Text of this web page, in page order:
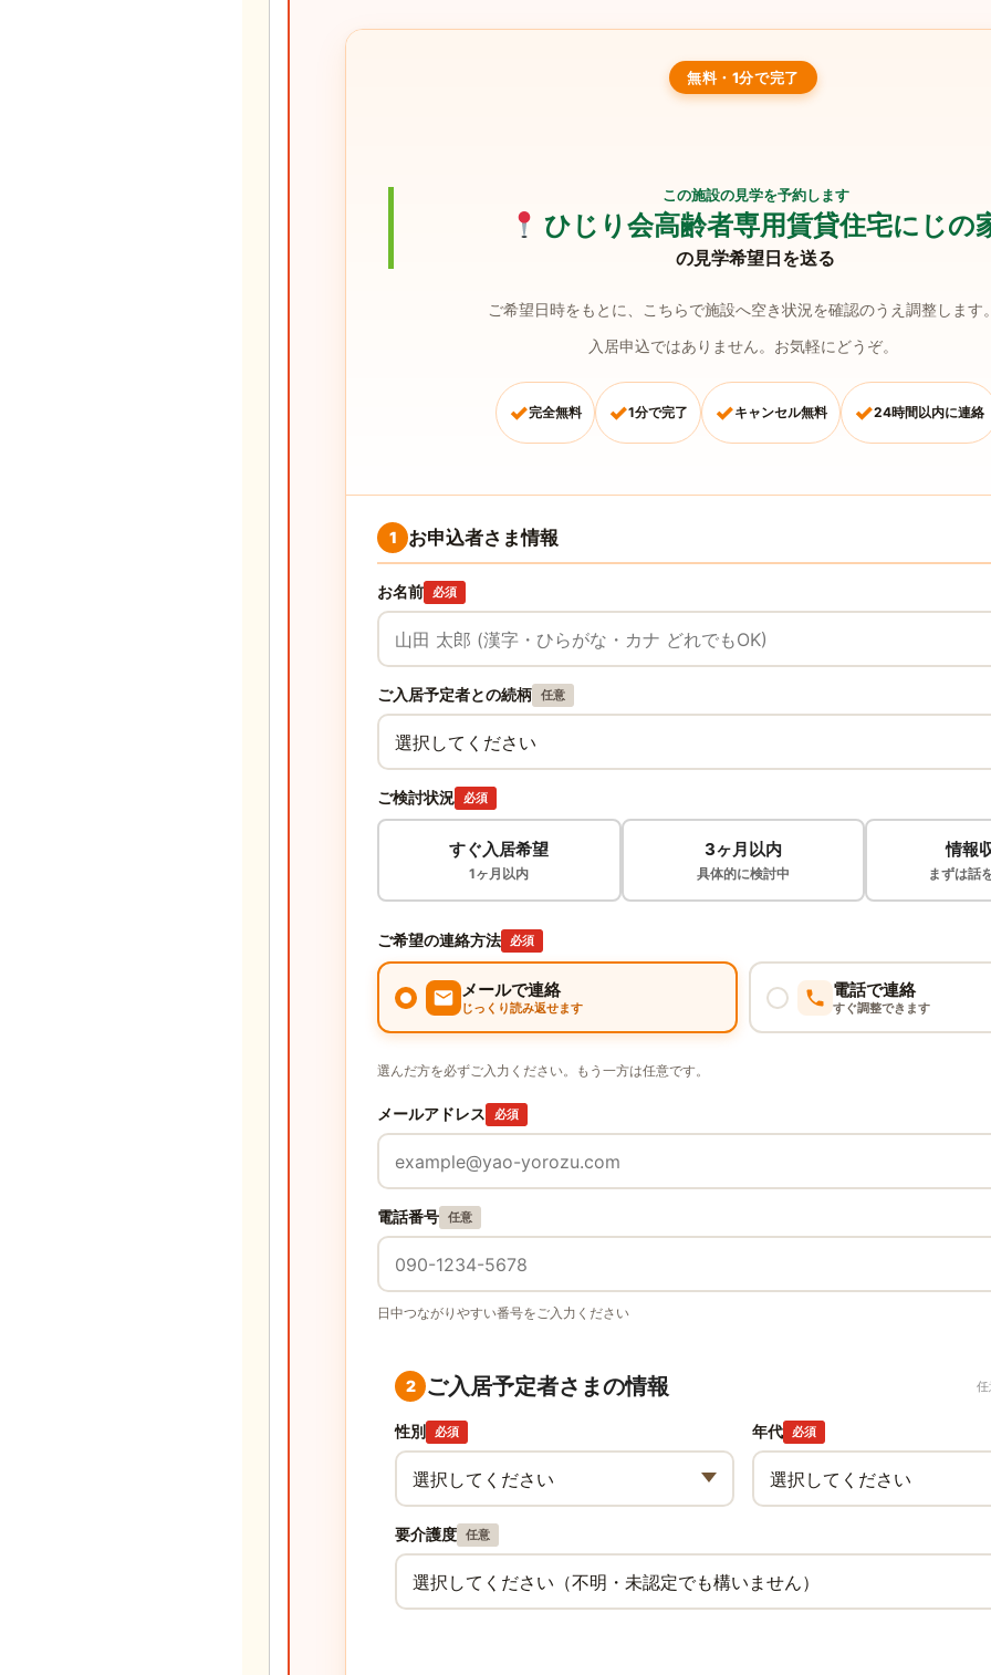
無料・1分で完了
この施設の見学を予約します
ひじり会高齢者専用賃貸住宅にじの
の見学希望日を送る
ご希望日時をもとに、こちらで施設へ空き状況を確認のうえ調整します
入居申込ではありません。お気軽にどうぞ。
✓完全無料 ✓1分で完了 ✓キャンセル無料 ✓24時間以内に連絡
1 お申込者さま情報
お名前 必須
ご入居予定者との続柄 任意
ご検討状況 必須
すぐ入居希望
1ヶ月以内
3ヶ月以内
具体的に検討中
情報
まずは話
ご希望の連絡方法 必須
メールで連絡
じっくり読み返せます
電話で連絡
すぐ調整できます
選んだ方を必ずご入力ください。もう一方は任意です。
メールアドレス 必須
電話番号 任意
日中つながりやすい番号をご入力ください
2 ご入居予定者さまの情報
性別 必須 年代 必須
要介護度 任意